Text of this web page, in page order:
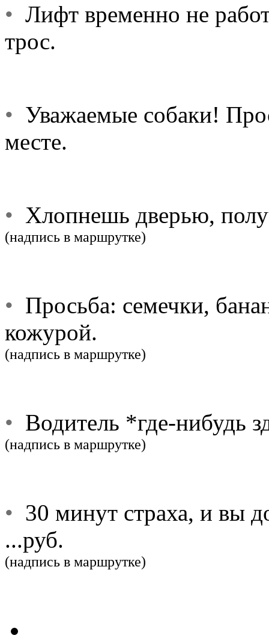
• Лифт временно не
трос.
• Уважаемые собаки!
месте.
• Хлопнешь дверью,
(надпись в маршрутке)
• Просьба: семечки,
кожурой.
(надпись в маршрутке)
• Водитель *где-нибудь
(надпись в маршрутке)
• 30 минут страха, и вы
...руб.
(надпись в маршрутке)